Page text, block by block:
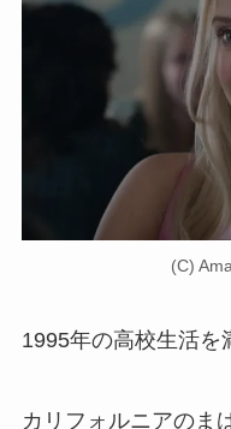
(C)
1995年の高校生活を
カリフォルニアのま